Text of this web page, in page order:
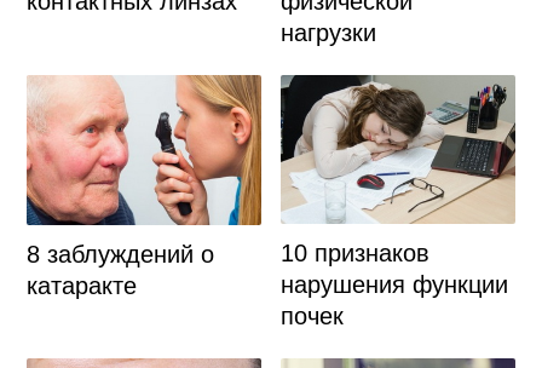
нагрузки
8 заблуждений о
катаракте
10 признаков
нарушения функции
почек